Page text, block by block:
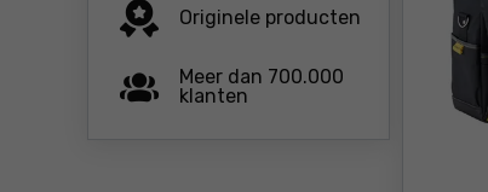
Originele producten
Meer dan 700.000
klanten